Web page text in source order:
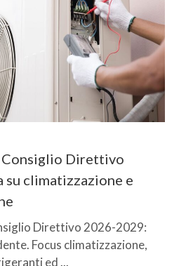
Consiglio Direttivo
climatizzazione e
Direttivo 2026-2029:
Focus climatizzazione,
ed ...